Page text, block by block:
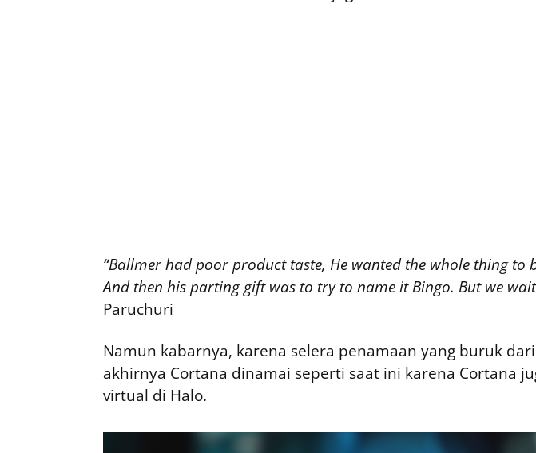
“Ballmer had poor product taste, He wanted the whole thing to
And then his parting gift was to try to name it Bingo. But we
Paruchuri
Namun kabarnya, karena selera penamaan yang buruk
akhirnya Cortana dinamai seperti saat ini karena Cortana
virtual di Halo.